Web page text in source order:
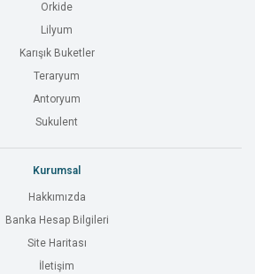
Orkide
Lilyum
Karışık Buketler
Teraryum
Antoryum
Sukulent
Kurumsal
Hakkımızda
Banka Hesap Bilgileri
Site Haritası
İletişim